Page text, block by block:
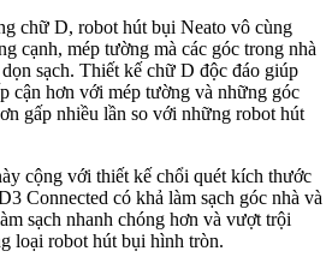
chữ D, robot hút bụi Neato vô cùng
cạnh, mép tường mà các góc trong nhà
sạch. Thiết kế chữ D độc đáo giúp
cận hơn với mép tường và những góc
gấp nhiều lần so với những robot hút
cộng với thiết kế chổi quét kích thước
Connected có khả làm sạch góc nhà và
sạch nhanh chóng hơn và vượt trội
loại robot hút bụi hình tròn.